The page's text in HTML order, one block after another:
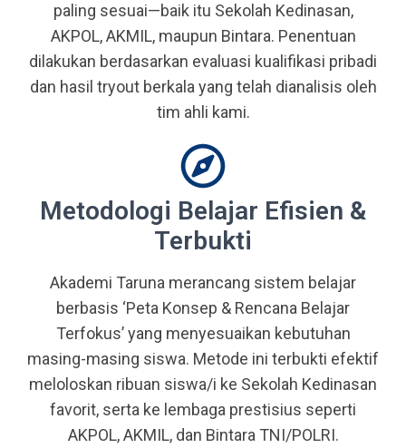
paling sesuai—baik itu Sekolah Kedinasan,
AKPOL, AKMIL, maupun Bintara. Penentuan
dilakukan berdasarkan evaluasi kualifikasi pribadi
dan hasil tryout berkala yang telah dianalisis oleh
tim ahli kami.
Metodologi Belajar Efisien &
Terbukti
Akademi Taruna merancang sistem belajar
berbasis ‘Peta Konsep & Rencana Belajar
Terfokus’ yang menyesuaikan kebutuhan
masing-masing siswa. Metode ini terbukti efektif
meloloskan ribuan siswa/i ke Sekolah Kedinasan
favorit, serta ke lembaga prestisius seperti
AKPOL, AKMIL, dan Bintara TNI/POLRI.